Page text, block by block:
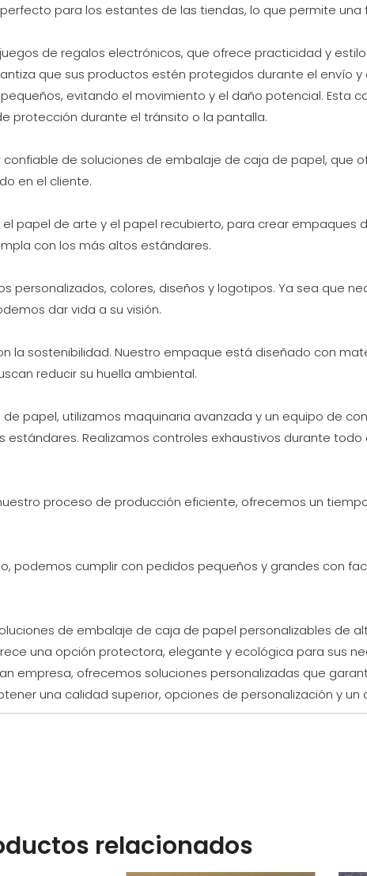
para los estantes de las tiendas, lo que permite una
de regalos electrónicos, que ofrece practicidad y estilo.
que sus productos estén protegidos durante el envío y
evitando el movimiento y el daño potencial. Esta
protección durante el tránsito o la pantalla.
confiable de soluciones de embalaje de caja de papel, que
en el cliente.
papel de arte y el papel recubierto, para crear empaques
con los más altos estándares.
personalizados, colores, diseños y logotipos. Ya sea que
dar vida a su visión.
la sostenibilidad. Nuestro empaque está diseñado con
reducir su huella ambiental.
papel, utilizamos maquinaria avanzada y un equipo de
Realizamos controles exhaustivos durante
proceso de producción eficiente, ofrecemos un
podemos cumplir con pedidos pequeños y grandes con
de embalaje de caja de papel personalizables de
una opción protectora, elegante y ecológica para sus
empresa, ofrecemos soluciones personalizadas que
una calidad superior, opciones de personalización y
relacionados